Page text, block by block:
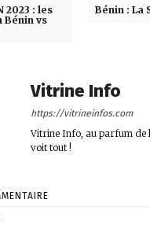
2023 : les
Bénin vs
Bénin : La
Vitrine Info
https://vitrineinfos.com
Vitrine Info, au parfum de
voit tout !